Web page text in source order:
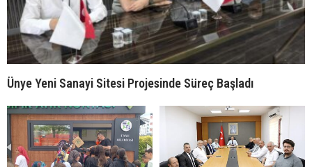
Ünye Yeni Sanayi Sitesi Projesinde Süreç Başladı